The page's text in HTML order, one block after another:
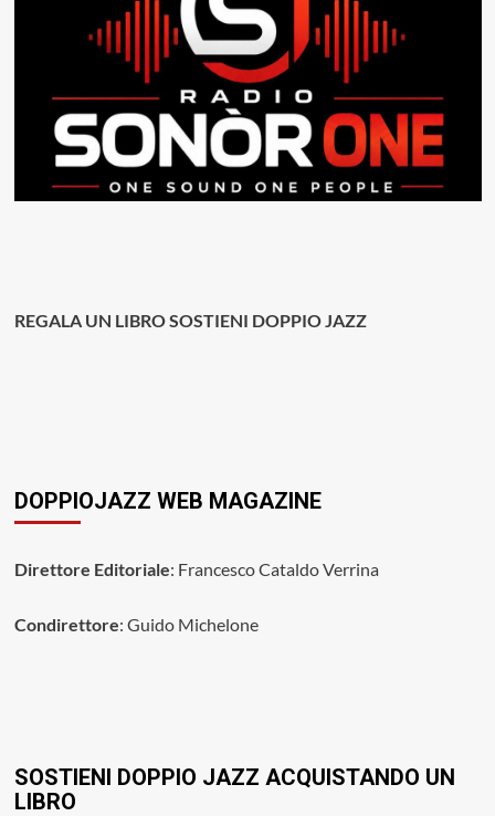
REGALA UN LIBRO SOSTIENI DOPPIO JAZZ
DOPPIOJAZZ WEB MAGAZINE
Direttore Editoriale: Francesco Cataldo Verrina
Condirettore: Guido Michelone
SOSTIENI DOPPIO JAZZ ACQUISTANDO UN
LIBRO